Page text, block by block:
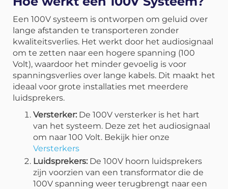
Een 100V systeem is ontworpen om geluid over
lange afstanden te transporteren zonder
kwaliteitsverlies. Het werkt door het audiosignaal
om te zetten naar een hogere spanning (100
Volt), waardoor het minder gevoelig is voor
spanningsverlies over lange kabels. Dit maakt het
ideaal voor grote installaties met meerdere
luidsprekers.
Versterker: De 100V versterker is het hart
van het systeem. Deze zet het audiosignaal
om naar 100 Volt. Bekijk hier onze
Versterkers
Luidsprekers: De 100V hoorn luidsprekers
zijn voorzien van een transformator die de
100V spanning weer terugbrengt naar een